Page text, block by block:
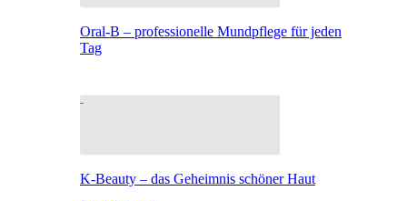
Oral-B – professionelle Mundpflege für jeden
Tag
K-Beauty – das Geheimnis schöner Haut